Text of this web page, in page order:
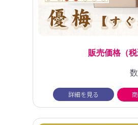
販売価格（
詳細を見る